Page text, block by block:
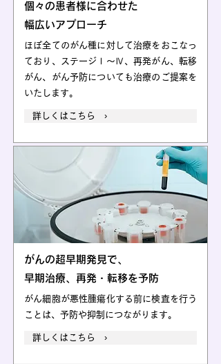
個々の患者様に合わせた
幅広いアプローチ
ほぼ全てのがん種に対して治療をおこなっ
ており、ステージⅠ～Ⅳ、再発がん、転移
がん、がん予防についても治療のご提案を
いたします。
詳しくはこちら ›
がんの超早期発見で、
早期治療、再発・転移を予防
がん細胞が悪性腫瘍化する前に検査を行う
ことは、予防や抑制につながります。
詳しくはこちら ›